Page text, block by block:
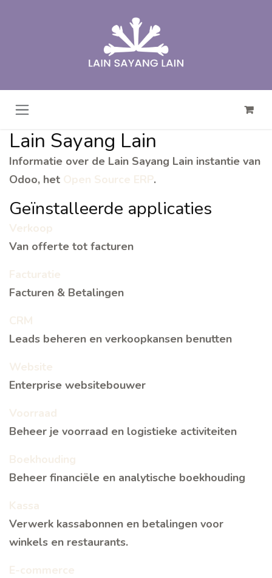
Lain Sayang Lain
Informatie over de Lain Sayang Lain instantie van
Odoo, het Open Source ERP.
Geïnstalleerde applicaties
Verkoop
Van offerte tot facturen
Facturatie
Facturen & Betalingen
CRM
Leads beheren en verkoopkansen benutten
Website
Enterprise websitebouwer
Voorraad
Beheer je voorraad en logistieke activiteiten
Boekhouding
Beheer financiële en analytische boekhouding
Kassa
Verwerk kassabonnen en betalingen voor
winkels en restaurants.
E-commerce